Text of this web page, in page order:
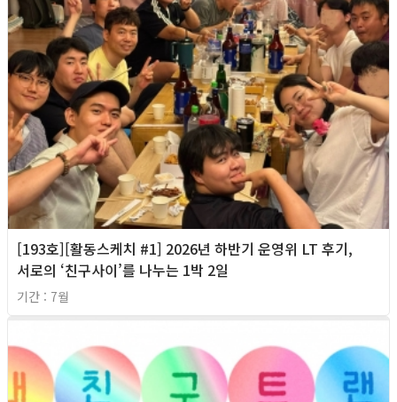
[193호][활동스케치 #1] 2026년 하반기 운영위 LT 후기,
서로의 ‘친구사이’를 나누는 1박 2일
기간 : 7월